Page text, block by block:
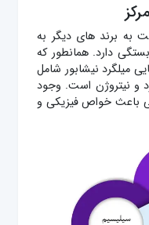
به برند های دیگر به
دارد. همانطور که
میلگرد نیشابور شامل
و نیتروژن است. وجود
باعث خواص فیزیکی و